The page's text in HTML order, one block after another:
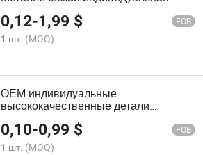
обработка с ЧПУ Фрезерование
Нержавеющая сталь Латунь
Алюминий Автозапчасти и
аксессуары
0,12-1,99 $ FOB
1 шт. (MOQ)
ОЕМ индивидуальные
высококачественные детали
автозапчастей из нержавеющей
стали, алюминия и латуни с ЧПУ
0,10-0,99 $ FOB
1 шт. (MOQ)